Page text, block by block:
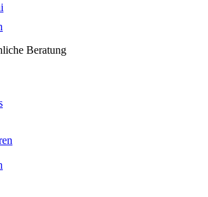
Beratung